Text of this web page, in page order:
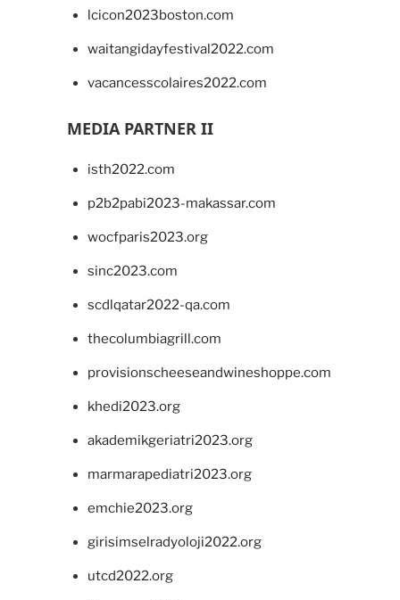
lcicon2023boston.com
waitangidayfestival2022.com
vacancesscolaires2022.com
MEDIA PARTNER II
isth2022.com
p2b2pabi2023-makassar.com
wocfparis2023.org
sinc2023.com
scdlqatar2022-qa.com
thecolumbiagrill.com
provisionscheeseandwineshoppe.com
khedi2023.org
akademikgeriatri2023.org
marmarapediatri2023.org
emchie2023.org
girisimselradyoloji2022.org
utcd2022.org